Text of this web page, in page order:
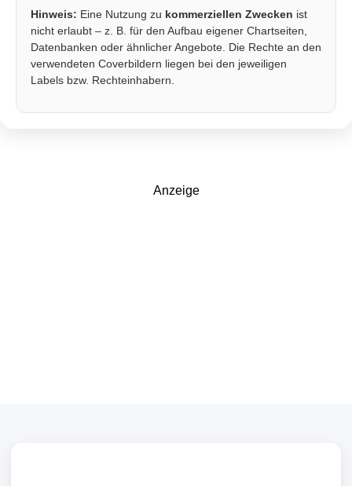
Hinweis: Eine Nutzung zu kommerziellen Zwecken ist
nicht erlaubt – z. B. für den Aufbau eigener Chartseiten,
Datenbanken oder ähnlicher Angebote. Die Rechte an den
verwendeten Coverbildern liegen bei den jeweiligen
Labels bzw. Rechteinhabern.
Anzeige